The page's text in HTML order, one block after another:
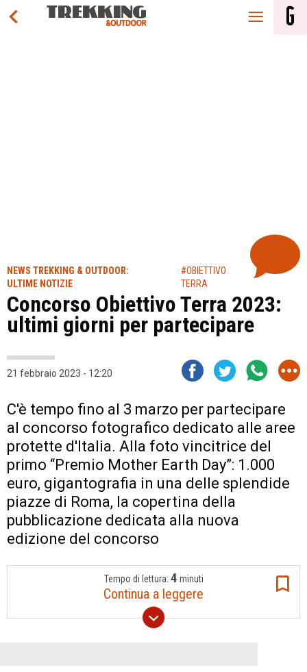
NEWS TREKKING & OUTDOOR:
ULTIME NOTIZIE
#OBIETTIVO
TERRA
Concorso Obiettivo Terra 2023:
ultimi giorni per partecipare
21 febbraio 2023 - 12:20
C'è tempo fino al 3 marzo per partecipare
al concorso fotografico dedicato alle aree
protette d'Italia. Alla foto vincitrice del
primo “Premio Mother Earth Day”: 1.000
euro, gigantografia in una delle splendide
piazze di Roma, la copertina della
pubblicazione dedicata alla nuova
edizione del concorso
Tempo di lettura: 4 minuti
Continua a leggere